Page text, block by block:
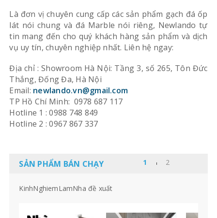
Là đơn vị chuyên cung cấp các sản phẩm gạch đá ốp
lát nói chung và đá Marble nói riêng, Newlando tự
tin mang đến cho quý khách hàng sản phẩm và dịch
vụ uy tín, chuyên nghiệp nhất. Liên hệ ngay:
Địa chỉ : Showroom Hà Nội: Tầng 3, số 265, Tôn Đức
Thắng, Đống Đa, Hà Nội
Email: newlando.vn@gmail.com
TP Hồ Chí Minh: 0978 687 117
Hotline 1 : 0988 748 849
Hotline 2 : 0967 867 337
SẢN PHẨM BÁN CHẠY
KinhNghiemLamNha đề xuất